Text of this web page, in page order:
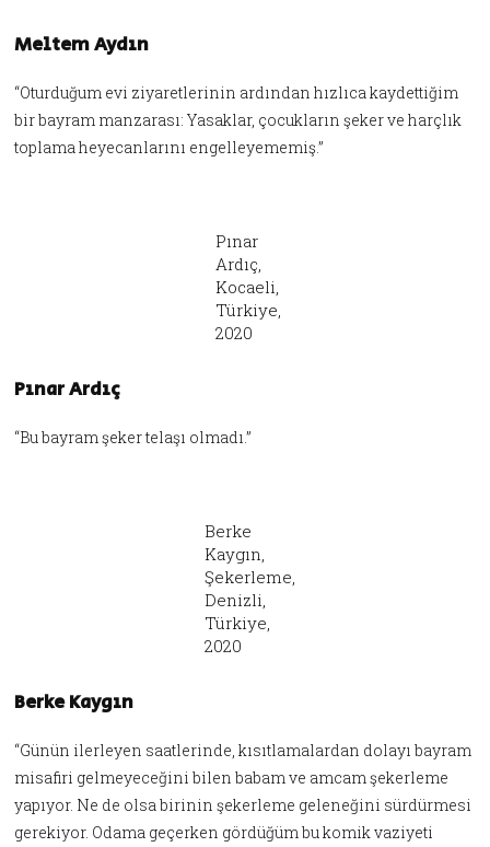
Meltem Aydın
“Oturduğum evi ziyaretlerinin ardından hızlıca kaydettiğim
bir bayram manzarası: Yasaklar, çocukların şeker ve harçlık
toplama heyecanlarını engelleyememiş.”
Pınar
Ardıç,
Kocaeli,
Türkiye,
2020
Pınar Ardıç
“Bu bayram şeker telaşı olmadı.”
Berke
Kaygın,
Şekerleme,
Denizli,
Türkiye,
2020
Berke Kaygın
“Günün ilerleyen saatlerinde, kısıtlamalardan dolayı bayram
misafiri gelmeyeceğini bilen babam ve amcam şekerleme
yapıyor. Ne de olsa birinin şekerleme geleneğini sürdürmesi
gerekiyor. Odama geçerken gördüğüm bu komik vaziyeti